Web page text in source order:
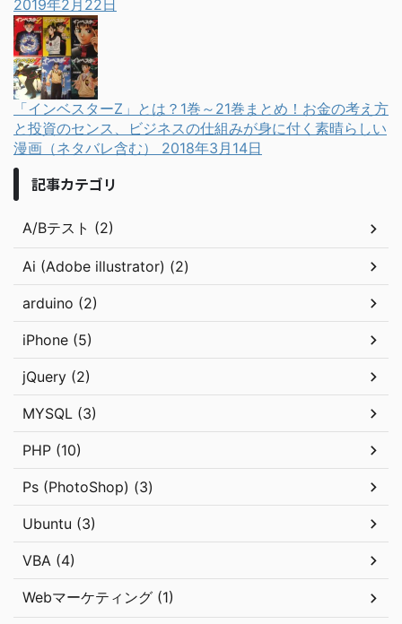
2019年2月22日
「インベスターZ」とは？1巻～21巻まとめ！お金の考え方
と投資のセンス、ビジネスの仕組みが身に付く素晴らしい
漫画（ネタバレ含む） 2018年3月14日
記事カテゴリ
A/Bテスト (2)
Ai (Adobe illustrator) (2)
arduino (2)
iPhone (5)
jQuery (2)
MYSQL (3)
PHP (10)
Ps (PhotoShop) (3)
Ubuntu (3)
VBA (4)
Webマーケティング (1)